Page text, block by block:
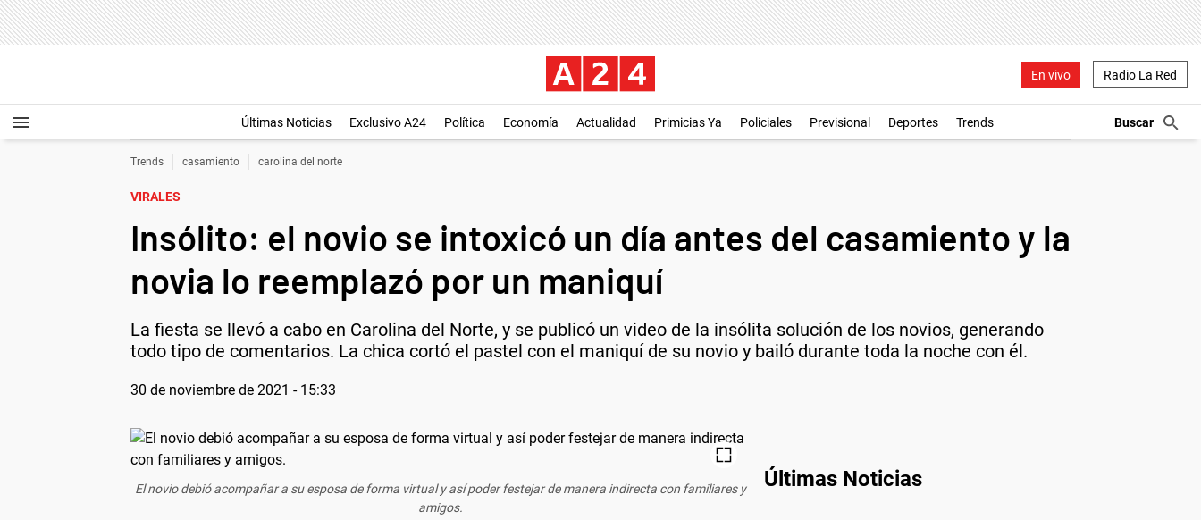
En vivo Radio La Red
Últimas Noticias Exclusivo A24 Política Economía Actualidad Primicias Ya Policiales Previsional Deportes Trends
Trends casamiento carolina del norte
VIRALES
Insólito: el novio se intoxicó un día antes del casamiento y la
novia lo reemplazó por un maniquí
La fiesta se llevó a cabo en Carolina del Norte, y se publicó un video de la insólita solución de los novios, generando
todo tipo de comentarios. La chica cortó el pastel con el maniquí de su novio y bailó durante toda la noche con él.
30 de noviembre de 2021 - 15:33
El novio debió acompañar a su esposa de forma virtual y así poder festejar de manera indirecta con familiares y
amigos.
Últimas Noticias